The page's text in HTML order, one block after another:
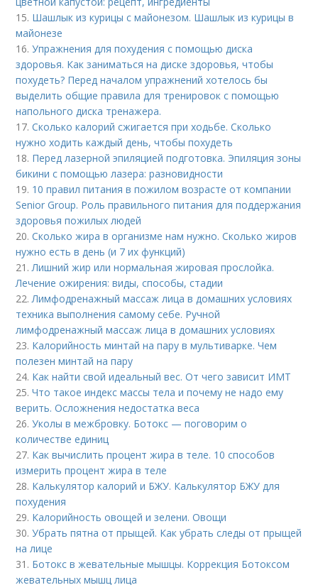
15. Шашлык из курицы с майонезом. Шашлык из курицы в
майонезе
16.Упражнения для похудения с помощью диска
здоровья. Как заниматься на диске здоровья, чтобы
похудеть? Перед началом упражнений хотелось бы
выделить общие правила для тренировок с помощью
напольного диска тренажера.
17.Сколько калорий сжигается при ходьбе. Сколько
нужно ходить каждый день, чтобы похудеть
18. Перед лазерной эпиляцией подготовка. Эпиляция зоны
бикини с помощью лазера: разновидности
19. 10 правил питания в пожилом возрасте от компании
Senior Group. Роль правильного питания для поддержания
здоровья пожилых людей
20.Сколько жира в организме нам нужно. Сколько жиров
нужно есть в день (и 7 их функций)
21.Лишний жир или нормальная жировая прослойка.
Лечение ожирения: виды, способы, стадии
22.Лимфодренажный массаж лица в домашних условиях
техника выполнения самому себе. Ручной
лимфодренажный массаж лица в домашних условиях
23. Калорийность минтай на пару в мультиварке. Чем
полезен минтай на пару
24. Как найти свой идеальный вес. От чего зависит ИМТ
25.Что такое индекс массы тела и почему не надо ему
верить. Осложнения недостатка веса
26.Уколы в межбровку. Ботокс — поговорим о
количестве единиц
27. Как вычислить процент жира в теле. 10 способов
измерить процент жира в теле
28. Калькулятор калорий и БЖУ. Калькулятор БЖУ для
похудения
29. Калорийность овощей и зелени. Овощи
30.Убрать пятна от прыщей. Как убрать следы от прыщей
на лице
31. Ботокс в жевательные мышцы. Коррекция Ботоксом
жевательных мышц лица